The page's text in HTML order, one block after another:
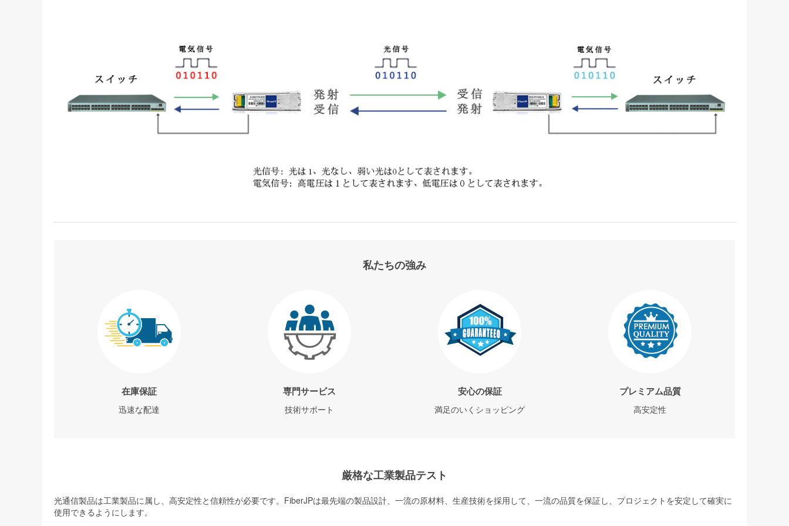
私たちの強み
在庫保証
迅速な配達
専門サービス
技術サポート
安心の保証
満足のいくショッピング
プレミアム品質
高安定性
厳格な工業製品テスト
光通信製品は工業製品に属し、高安定性と信頼性が必要です。FiberJPは最先端の製品設計、一流の原材料、生産技術を採用して、一流の品質を保証し、プロジェクトを安定して確実に
使用できるようにします。